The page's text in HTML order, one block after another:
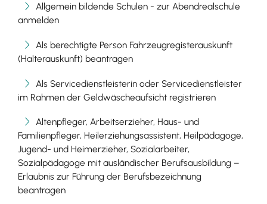
Allgemein bildende Schulen - zur Abendrealschule
anmelden
Als berechtigte Person Fahrzeugregisterauskunft
(Halterauskunft) beantragen
Als Servicedienstleisterin oder Servicedienstleister
im Rahmen der Geldwäscheaufsicht registrieren
Altenpfleger, Arbeitserzieher, Haus- und
Familienpfleger, Heilerziehungsassistent, Heilpädagoge,
Jugend- und Heimerzieher, Sozialarbeiter,
Sozialpädagoge mit ausländischer Berufsausbildung –
Erlaubnis zur Führung der Berufsbezeichnung
beantragen